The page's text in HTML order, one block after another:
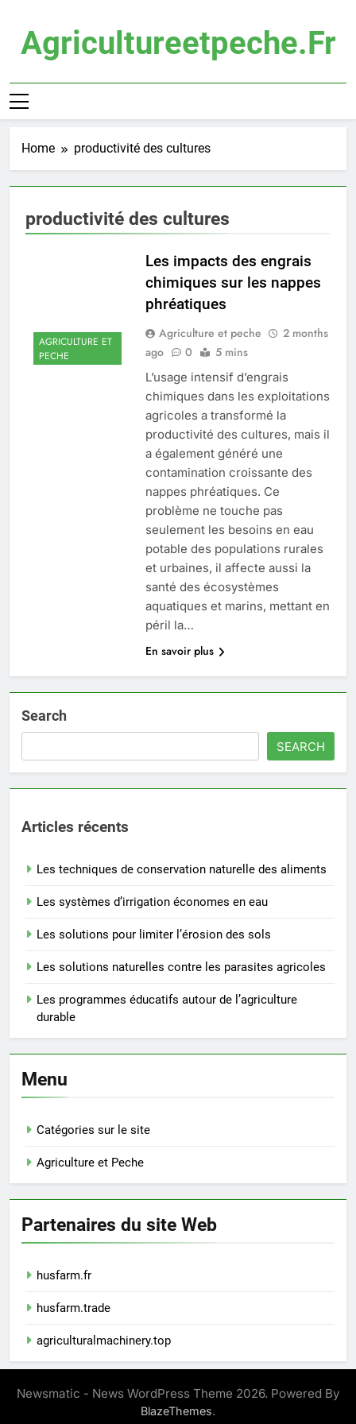
contentAgricultureetpeche.fr
Home productivité des cultures
productivité des cultures
AGRICULTURE ET
PECHE
Les impacts des engrais
chimiques sur les nappes
phréatiques
Agriculture et peche
2 months
ago
0 5 mins
L’usage intensif d’engrais
chimiques dans les exploitations
agricoles a transformé la
productivité des cultures, mais il
a également généré une
contamination croissante des
nappes phréatiques. Ce
problème ne touche pas
seulement les besoins en eau
potable des populations rurales
et urbaines, il affecte aussi la
santé des écosystèmes
aquatiques et marins, mettant en
péril la…
En savoir plus
Search
SEARCH
Articles récents
Les techniques de conservation naturelle des aliments
Les systèmes d’irrigation économes en eau
Les solutions pour limiter l’érosion des sols
Les solutions naturelles contre les parasites agricoles
Les programmes éducatifs autour de l’agriculture
durable
Menu
Catégories sur le site
Agriculture et Peche
Partenaires du site Web
husfarm.fr
husfarm.trade
agriculturalmachinery.top
Newsmatic - News WordPress Theme 2026. Powered By
BlazeThemes.